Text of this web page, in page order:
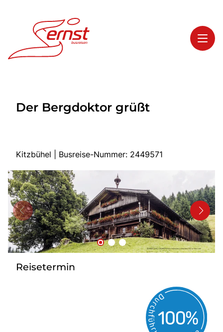
Highlights
Start
Busreisen
Bus mieten
Kontakt
Der Bergdoktor grüßt
Kitzbühel | Busreise-Nummer: 2449571
Reisetermin